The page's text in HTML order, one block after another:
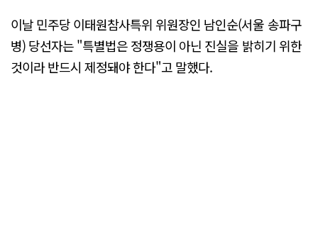
이날 민주당 이태원참사특위 위원장인 남인순(서울 송파구
병) 당선자는 "특별법은 정쟁용이 아닌 진실을 밝히기 위한
것이라 반드시 제정돼야 한다"고 말했다.